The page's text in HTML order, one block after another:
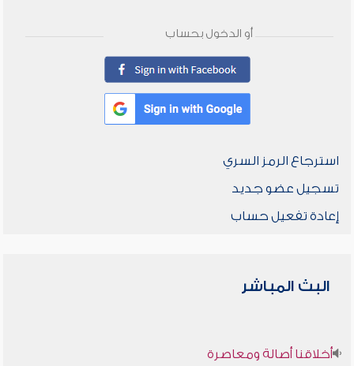
أو الدخول بحساب
استرجاع الرمز السري
تسجيل عضو جديد
إعادة تفعيل حساب
البث المباشر
أخلاقنا أصالة ومعاصرة